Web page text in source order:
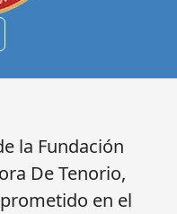
la Fundación
De Tenorio,
en el